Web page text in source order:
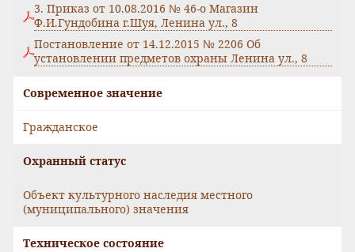
3. Приказ от 10.08.2016 № 46-о Магазин
Ф.И.Гундобина г.Шуя, Ленина ул., 8
Постановление от 14.12.2015 № 2206 Об
установлении предметов охраны Ленина ул., 8
Современное значение
Гражданское
Охранный статус
Объект культурного наследия местного
(муниципального) значения
Техническое состояние